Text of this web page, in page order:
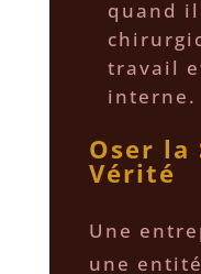
quand
travail
interne.
Oser la
Vérité
​Une
une